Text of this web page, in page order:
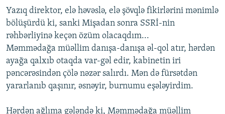
Yazıq direktor, elə həvəslə, elə şövqlə fikirlərini mənimlə
bölüşürdü ki, sanki Mişadan sonra SSRİ-nin
rəhbərliyinə keçən özüm olacaqdım...
Məmmədağa müəllim danışa-danışa əl-qol atır, hərdən
ayağa qalxıb otaqda var-gəl edir, kabinetin iri
pəncərəsindən çölə nəzər salırdı. Mən də fürsətdən
yararlanıb qaşınır, əsnəyir, burnumu eşələyirdim.
Hərdən ağlıma gələndə ki, Məmmədağa müəllim